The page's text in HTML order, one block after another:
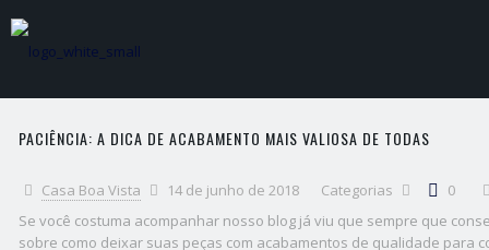
PACIÊNCIA: A DICA DE ACABAMENTO MAIS VALIOSA DE TODAS
Casa Boa Vista 14 de junho de 2018 Categorias
0
Se você costuma acompanhar nosso blog já viu que sempre que
sobre como deixar suas peças com acabamentos de qualidade para